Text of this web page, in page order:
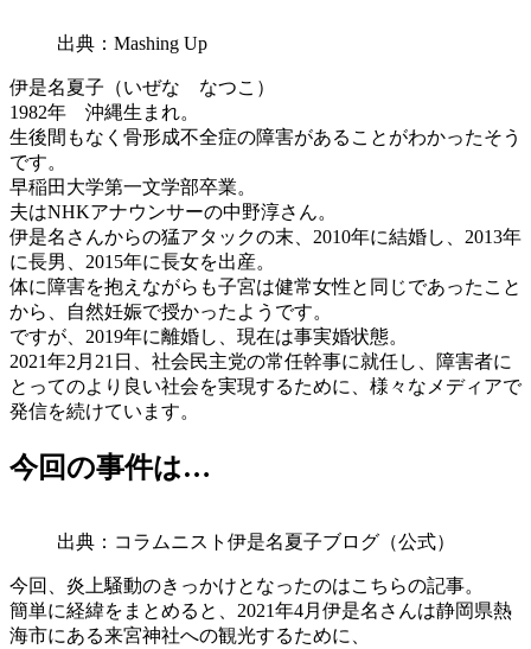
出典：Mashing Up
伊是名夏子（いぜな なつこ）
1982年 沖縄生まれ。
生後間もなく骨形成不全症の障害があることがわかったそう
です。
早稲田大学第一文学部卒業。
夫はNHKアナウンサーの中野淳さん。
伊是名さんからの猛アタックの末、2010年に結婚し、2013年
に長男、2015年に長女を出産。
体に障害を抱えながらも子宮は健常女性と同じであったこと
から、自然妊娠で授かったようです。
ですが、2019年に離婚し、現在は事実婚状態。
2021年2月21日、社会民主党の常任幹事に就任し、障害者に
とってのより良い社会を実現するために、様々なメディアで
発信を続けています。
今回の事件は…
出典：コラムニスト伊是名夏子ブログ（公式）
今回、炎上騒動のきっかけとなったのはこちらの記事。
簡単に経緯をまとめると、2021年4月伊是名さんは静岡県熱
海市にある来宮神社への観光するために、